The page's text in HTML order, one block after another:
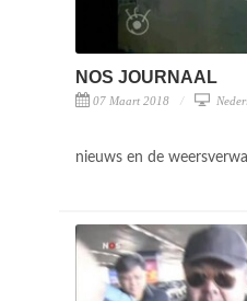
NOS JOURNAAL
07 Maart 2018
nieuws en de